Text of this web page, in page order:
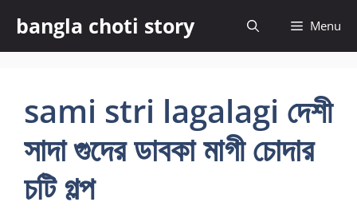
content
bangla choti story Menu
sami stri lagalagi দেশী
সাদা গুদের ডাবকা মাগী চোদার
চটি গল্প